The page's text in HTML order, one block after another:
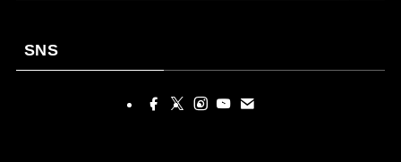
SNS